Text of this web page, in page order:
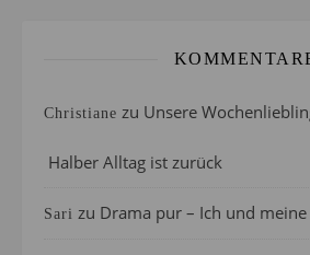
Christiane zu Unsere
Halber Alltag ist zurück
Sari zu Drama pur – Ich und